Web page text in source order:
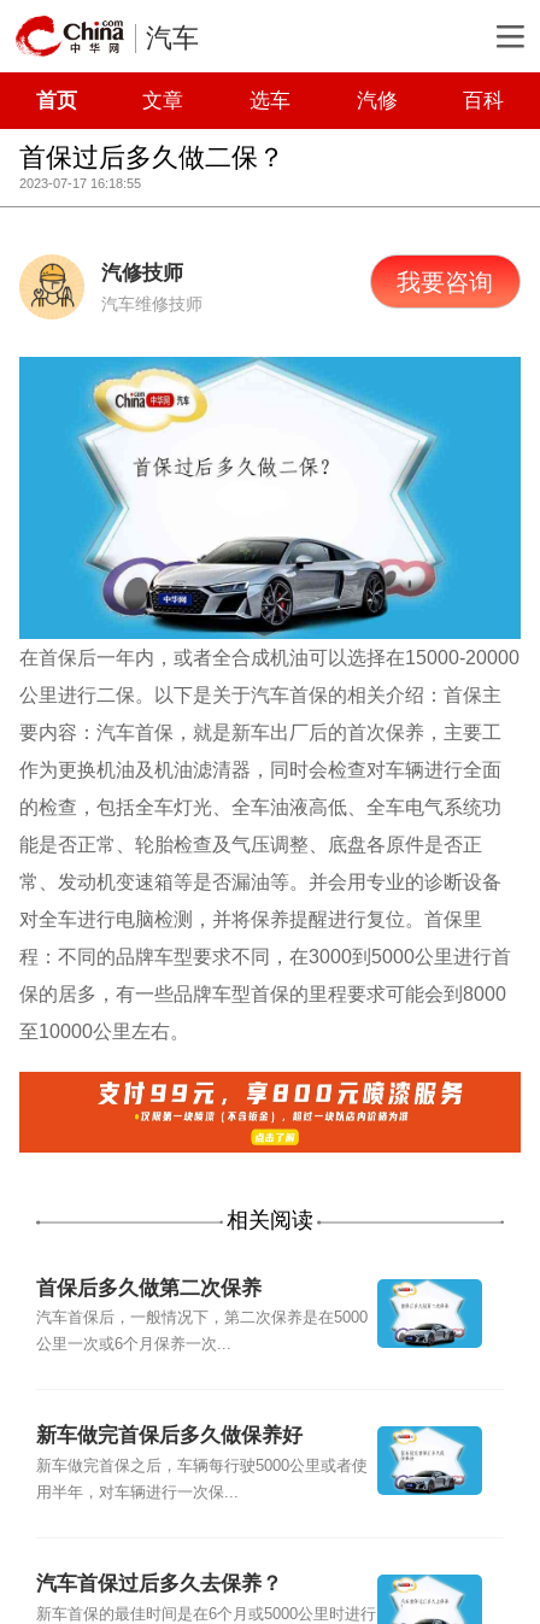
汽车
首页 文章 选车 汽修 百科
首保过后多久做二保？
2023-07-17 16:18:55
汽修技师
汽车维修技师
我要咨询
在首保后一年内，或者全合成机油可以选择在15000-20000
公里进行二保。以下是关于汽车首保的相关介绍：首保主
要内容：汽车首保，就是新车出厂后的首次保养，主要工
作为更换机油及机油滤清器，同时会检查对车辆进行全面
的检查，包括全车灯光、全车油液高低、全车电气系统功
能是否正常、轮胎检查及气压调整、底盘各原件是否正
常、发动机变速箱等是否漏油等。并会用专业的诊断设备
对全车进行电脑检测，并将保养提醒进行复位。首保里
程：不同的品牌车型要求不同，在3000到5000公里进行首
保的居多，有一些品牌车型首保的里程要求可能会到8000
至10000公里左右。
相关阅读
首保后多久做第二次保养
汽车首保后，一般情况下，第二次保养是在5000
公里一次或6个月保养一次...
新车做完首保后多久做保养好
新车做完首保之后，车辆每行驶5000公里或者使
用半年，对车辆进行一次保...
汽车首保过后多久去保养？
新车首保的最佳时间是在6个月或5000公里时进行